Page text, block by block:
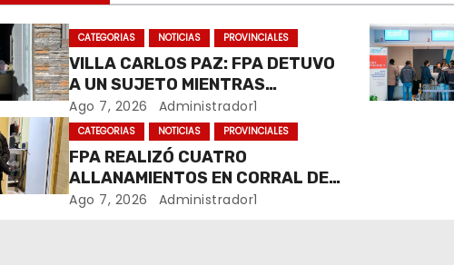
CATEGORIAS NOTICIAS PROVINCIALES
VILLA CARLOS PAZ: FPA DETUVO
A UN SUJETO MIENTRAS
COMERCIALIZABA COCAÍNA Y
MARIHUANA EN UNA PLAZA
Ago 7, 2026 Administrador1
CATEGORIAS NOTICIAS PROVINCIALES
FPA REALIZÓ CUATRO
ALLANAMIENTOS EN CORRAL DE
BUSTOS-IFFLINGER
Ago 7, 2026 Administrador1